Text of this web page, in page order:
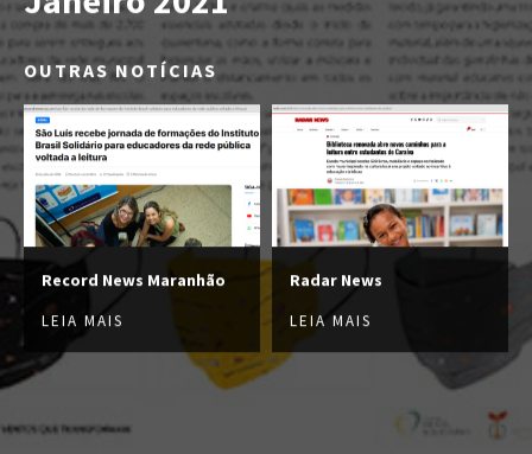
OUTRAS NOTÍCIAS
Record News Maranhão
LEIA MAIS
Radar News
LEIA MAIS